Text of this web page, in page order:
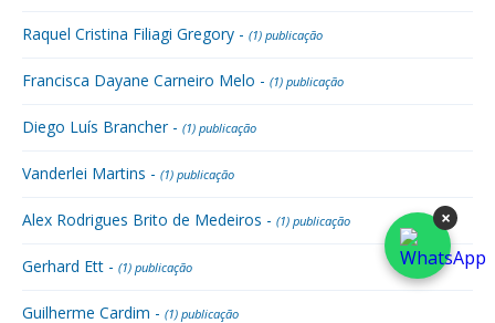
Raquel Cristina Filiagi Gregory - (1) publicação
Francisca Dayane Carneiro Melo - (1) publicação
Diego Luís Brancher - (1) publicação
Vanderlei Martins - (1) publicação
Alex Rodrigues Brito de Medeiros - (1) publicação
Gerhard Ett - (1) publicação
Guilherme Cardim - (1) publicação
×